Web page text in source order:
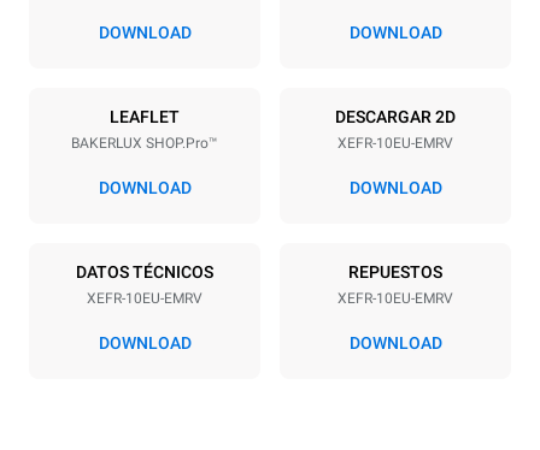
380-415V 3N~ / 220-240V
3~
15,5 kW
50 / 60 Hz NO INCLUIDO
DOWNLOAD DOWNLOAD
LEAFLET
BAKERLUX SHOP.Pro™
DOWNLOAD
DESCARGAR 2D
XEFR-10EU-EMRV
DOWNLOAD
DATOS TÉCNICOS
XEFR-10EU-EMRV
DOWNLOAD
REPUESTOS
XEFR-10EU-EMRV
DOWNLOAD